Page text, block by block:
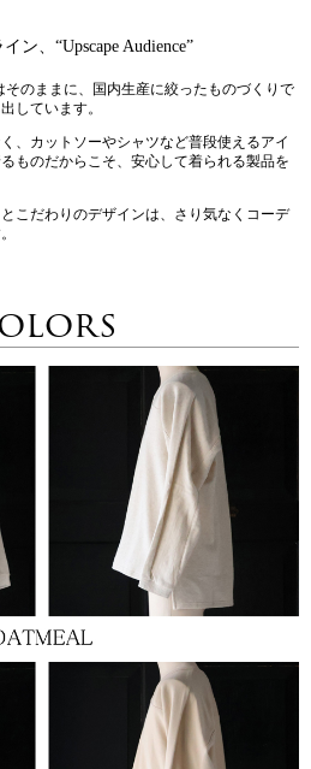
ン、“Upscape Audience”
のままに、国内生産に絞ったものづくりで
しています。
、カットソーやシャツなど普段使えるアイ
ものだからこそ、安心して着られる製品を
こだわりのデザインは、さり気なくコーデ